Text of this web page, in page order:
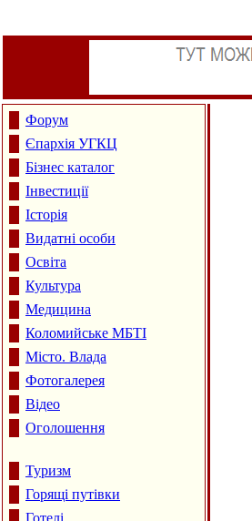
Форум
Єпархія УГКЦ
Бізнес каталог
Інвестиції
Історія
Видатні особи
Освіта
Культура
Медицина
Коломийське МБТІ
Місто. Влада
Фотогалерея
Відео
Оголошення
Туризм
Горящі путівки
Готелі